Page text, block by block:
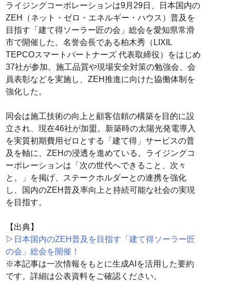
ライジングコーポレーションは9月29日、日本国内の
ZEH（ネット・ゼロ・エネルギー・ハウス）普及を
目指す「建て得ソーラー匠の会」総会を愛知県常滑
市で開催した。名誉会長である柏木秀（LIXIL
TEPCOスマートパートナーズ 代表取締役）をはじめ
37社が参加。施工品質や現場安全対策の勉強会、会
員表彰などを実施し、ZEH推進に向けた協働体制を
強化した。
同会は施工技術の向上と顧客信頼の構築を目的に設
立され、現在46社が加盟。新築時の太陽光発電導入
を実質初期費用ゼロとする「建て得」サービスの普
及を軸に、ZEHの浸透を進めている。ライジングコ
ーポレーションは「次の世代へできること、次々
と。」を掲げ、ステークホルダーとの連携を強化
し、国内のZEH普及率向上と持続可能な社会の実現
を目指す。
【出典】
▷ 日本国内のZEH普及を目指す「建て得ソーラー匠
の会」総会を開催！
※本記事は一次情報をもとに生成AIを活用した要約
です。詳細は公表資料をご確認ください。